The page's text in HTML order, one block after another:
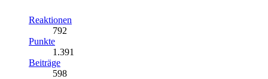
Reaktionen
792
Punkte
1.391
Beiträge
598